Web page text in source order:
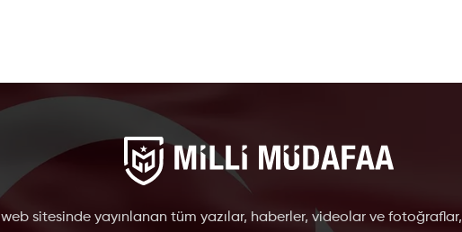
web sitesinde yayınlanan tüm yazılar, haberler, videolar ve fotoğraflar,